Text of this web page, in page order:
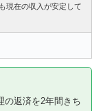
現在の収入が安定して
の返済を2年間きち